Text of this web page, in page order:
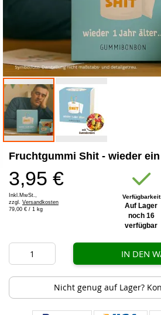
Anfang
Bildergalerie
springen
Fruchtgummi Shit - wieder
3,95 €
Inkl.MwSt.,
zzgl. Versandkosten
79,00 € / 1 kg
Verfügbarkeit
Auf Lager
noch 16
verfügbar
IN DEN
Nicht genug auf Lager?